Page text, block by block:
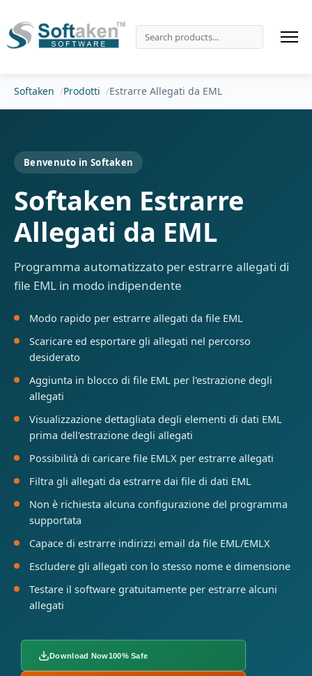
Softaken Prodotti Estrarre Allegati da EML
Benvenuto in Softaken
Softaken Estrarre
Allegati da EML
Programma automatizzato per estrarre allegati di
file EML in modo indipendente
Modo rapido per estrarre allegati da file EML
Scaricare ed esportare gli allegati nel percorso
desiderato
Aggiunta in blocco di file EML per l'estrazione degli
allegati
Visualizzazione dettagliata degli elementi di dati EML
prima dell'estrazione degli allegati
Possibilità di caricare file EMLX per estrarre allegati
Filtra gli allegati da estrarre dai file di dati EML
Non è richiesta alcuna configurazione del programma
supportata
Capace di estrarre indirizzi email da file EML/EMLX
Escludere gli allegati con lo stesso nome e dimensione
Testare il software gratuitamente per estrarre alcuni
allegati
Download Now100% Safe